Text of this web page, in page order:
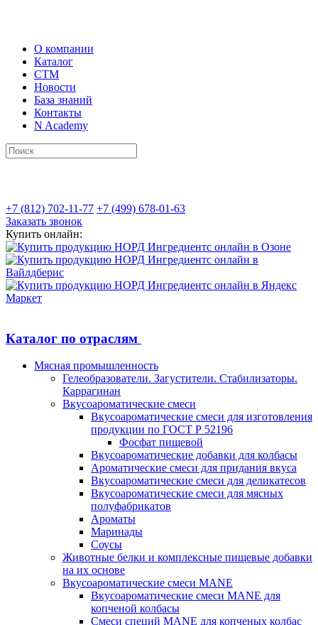
О компании
Каталог
СТМ
Новости
База знаний
Контакты
N Academy
+7 (812) 702-11-77 +7 (499) 678-01-63
Заказать звонок
Купить онлайн:
Каталог по отраслям
Мясная промышленность
Гелеобразователи. Загустители. Стабилизаторы.
Каррагинан
Вкусоароматические смеси
Вкусоароматические смеси для изготовления
продукции по ГОСТ Р 52196
Фосфат пищевой
Вкусоароматические добавки для колбасы
Ароматические смеси для придания вкуса
Вкусоароматические смеси для деликатесов
Вкусоароматические смеси для мясных
полуфабрикатов
Ароматы
Маринады
Соусы
Животные белки и комплексные пищевые добавки
на их основе
Вкусоароматические смеси MANE
Вкусоароматические смеси MANE для
копченой колбасы
Смеси специй MANE для копченых колбас